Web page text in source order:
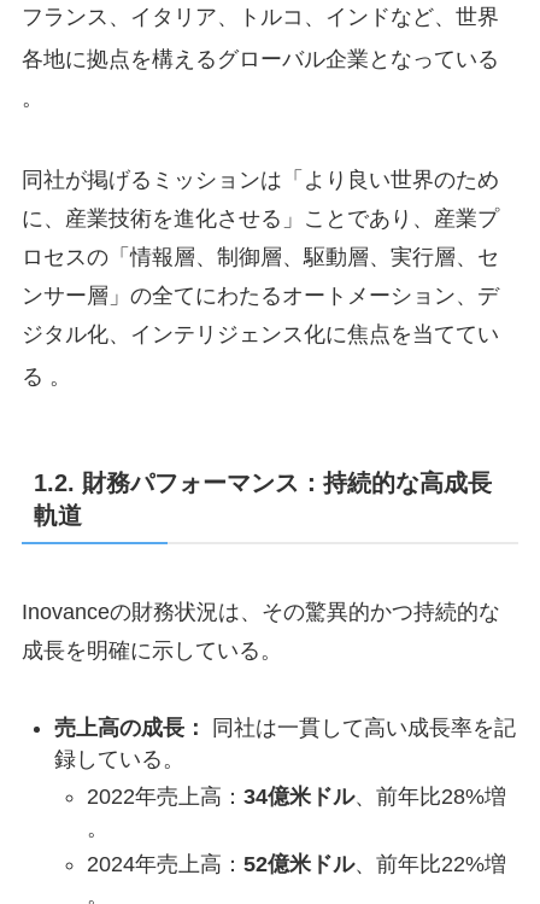
フランス、イタリア、トルコ、インドなど、世界
各地に拠点を構えるグローバル企業となっている
。
同社が掲げるミッションは「より良い世界のため
に、産業技術を進化させる」ことであり、産業プ
ロセスの「情報層、制御層、駆動層、実行層、セ
ンサー層」の全てにわたるオートメーション、デ
ジタル化、インテリジェンス化に焦点を当ててい
る 。
1.2. 財務パフォーマンス：持続的な高成長
軌道
Inovanceの財務状況は、その驚異的かつ持続的な
成長を明確に示している。
売上高の成長：
同社は一貫して高い成長率を記
録している。
2022年売上高： 34億米ドル、前年比28%増
。
2024年売上高： 52億米ドル、前年比22%増
。